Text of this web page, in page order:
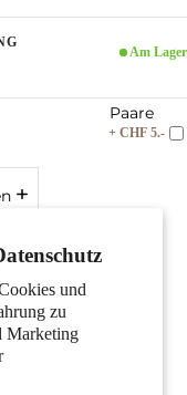
und
zu
Marketing
Paare
Am Lager
+ CHF 5.-